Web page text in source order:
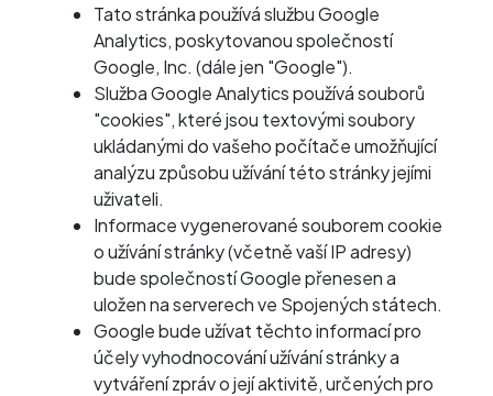
Tato stránka používá službu Google
Analytics, poskytovanou společností
Google, Inc. (dále jen "Google").
Služba Google Analytics používá souborů
"cookies", které jsou textovými soubory
ukládanými do vašeho počítače umožňující
analýzu způsobu užívání této stránky jejími
uživateli.
Informace vygenerované souborem cookie
o užívání stránky (včetně vaší IP adresy)
bude společností Google přenesen a
uložen na serverech ve Spojených státech.
Google bude užívat těchto informací pro
účely vyhodnocování užívání stránky a
vytváření zpráv o její aktivitě, určených pro